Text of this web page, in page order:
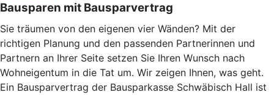
Bausparen mit Bausparvertrag
Sie träumen von den eigenen vier Wänden? Mit der
richtigen Planung und den passenden Partnerinnen und
Partnern an Ihrer Seite setzen Sie Ihren Wunsch nach
Wohneigentum in die Tat um. Wir zeigen Ihnen, was geht.
Ein Bausparvertrag der Bausparkasse Schwäbisch Hall ist